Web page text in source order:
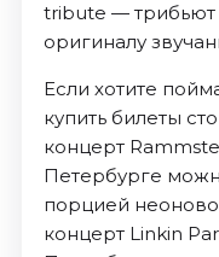
tribute — трибьют
оригиналу
Если хотите
купить билеты
концерт
Петербурге
порцией
концерт Linkin